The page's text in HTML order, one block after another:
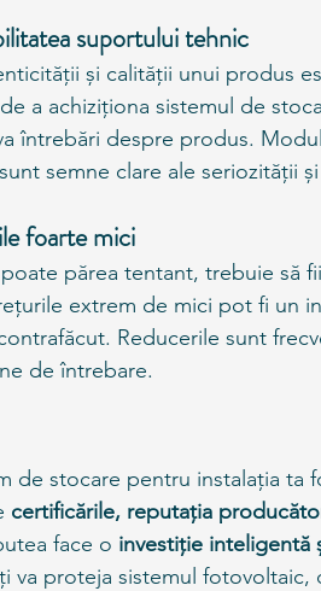
suportului tehnic
și calității unui produs
a achiziționa sistemul de
întrebări despre produs.
semne clare ale seriozității
foarte mici
părea tentant, trebuie să
extrem de mici pot fi un
Reducerile sunt
de întrebare.
de stocare pentru instalația ta
certificările, reputația
face o investiție inteligentă
va proteja sistemul fotovoltaic,